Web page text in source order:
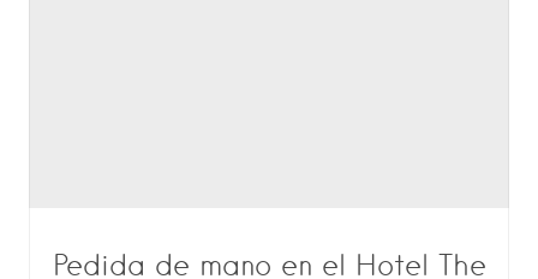
Pedida de mano en el Hotel The